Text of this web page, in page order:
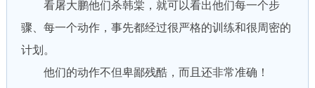
看屠大鹏他们杀韩棠，就可以看出他们每一个步
骤、每一个动作，事先都经过很严格的训练和很周密的
计划。
他们的动作不但卑鄙残酷，而且还非常准确！